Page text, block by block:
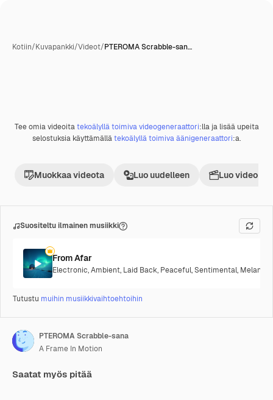
Kotiin/Kuvapankki/Videot/PTEROMA Scrabble-san…
Premium
Tee omia videoitatekoälyllä toimiva videogeneraattori:lla ja lisää upeita
selostuksia käyttämällätekoälyllä toimiva äänigeneraattori:a.
Muokkaa videota Luo uudelleen Luo
Suositeltu ilmainen musiikki
From Afar
Electronic,Ambient, Laid Back, Peaceful,Sentimental,
Tutustu muihin musiikkivaihtoehtoihin
PTEROMA Scrabble-sana
A Frame In Motion
Saatat myös pitää